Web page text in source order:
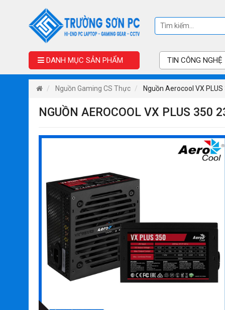
DANH MỤC SẢN PHẨM TIN CÔNG NGHỆ
Nguồn Gaming CS Thực Nguồn Aerocool VX
NGUỒN AEROCOOL VX PLUS 350